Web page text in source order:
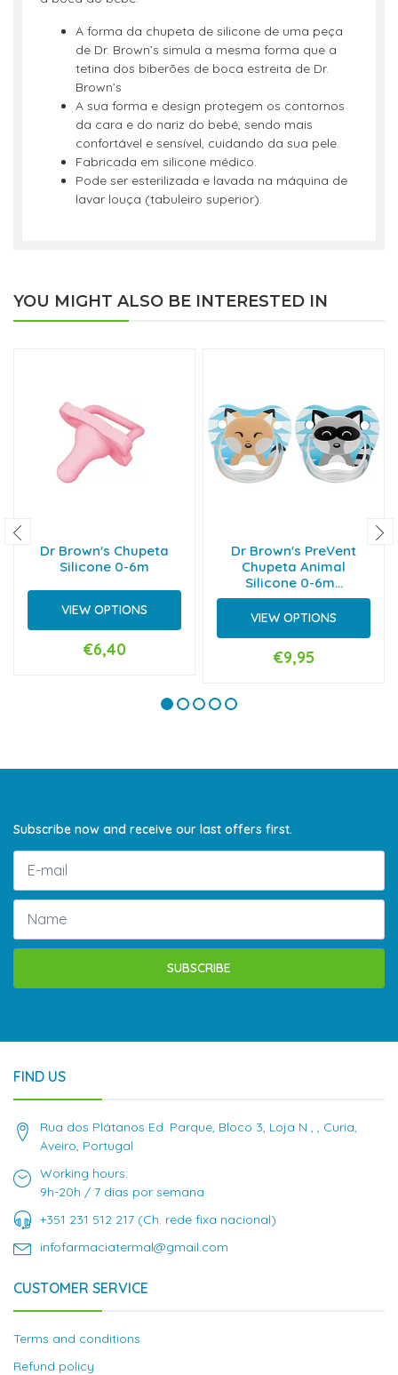
A forma da chupeta de silicone de uma peça
de Dr. Brown’s simula a mesma forma que a
tetina dos biberões de boca estreita de Dr.
Brown’s
A sua forma e design protegem os contornos
da cara e do nariz do bebé, sendo mais
confortável e sensível, cuidando da sua pele.
Fabricada em silicone médico.
Pode ser esterilizada e lavada na máquina de
lavar louça (tabuleiro superior).
YOU MIGHT ALSO BE INTERESTED IN
Dr Brown's Chupeta
Silicone 0-6m
VIEW OPTIONS
€6,40
Dr Brown's PreVent
Chupeta Animal
Silicone 0-6m...
VIEW OPTIONS
€9,95
Subscribe now and receive our last offers first.
SUBSCRIBE
FIND US
Rua dos Plátanos Ed. Parque, Bloco 3, Loja N , , Curia,
Aveiro, Portugal
Working hours:
9h-20h / 7 dias por semana
+351 231 512 217 (Ch. rede fixa nacional)
infofarmaciatermal@gmail.com
CUSTOMER SERVICE
Terms and conditions
Refund policy